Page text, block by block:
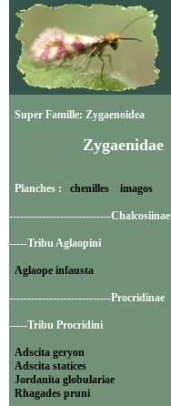
Super Famille: Zygaenoidea
Zygaenidae
Planches : chenilles imagos
----------------------------Chalcosiinae
-----Tribu Aglaopini
Aglaope infausta
----------------------------Procridinae
-----Tribu Procridini
Adscita geryon
Adscita statices
Jordanita globulariae
Rhagades pruni